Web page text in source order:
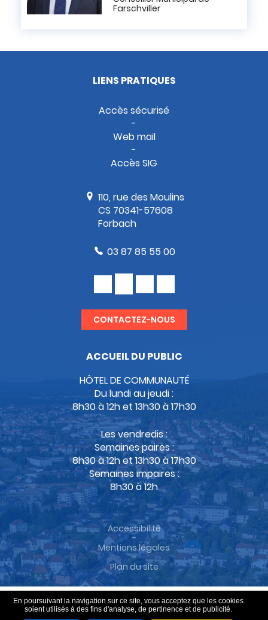
En poursuivant la navigation sur ce site, vous acceptez que les cookies
soient utilisés à des fins d'analyse, de pertinence et de publicité.
Farschviller
LIENS PRATIQUES
Accès sécurisé
Web mail
Accès SIG
110, rue des Moulins
CS 70341-57608
Forbach
03 87 85 55 00
CONTACTEZ-NOUS
ACCUEIL DU PUBLIC
HÔTEL DE COMMUNAUTÉ
Du lundi au jeudi :
8h30 à 12h et 13h30 à 17h30
Les vendredis :
Semaines paires :
8h30 à 12h et 13h30 à 17h30
Semaines impaires :
8h30 à 12h
Accessibilité
-
Mentions légales
-
Plan du site